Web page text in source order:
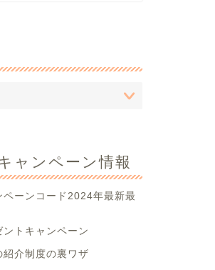
ャンペーン情報
ペーンコード2024年最新最
トキャンペーン
紹介制度の裏ワザ